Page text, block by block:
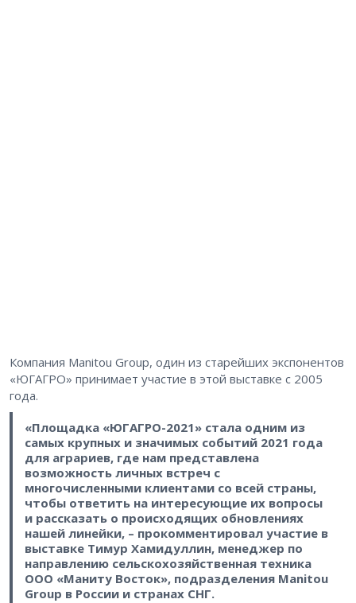
Компания Manitou Group, один из старейших экспонентов
«ЮГАГРО» принимает участие в этой выставке с 2005
года.
«Площадка «ЮГАГРО-2021» стала одним из
самых крупных и значимых событий 2021 года
для аграриев, где нам представлена
возможность личных встреч с
многочисленными клиентами со всей страны,
чтобы ответить на интересующие их вопросы
и рассказать о происходящих обновлениях
нашей линейки, – прокомментировал участие в
выставке Тимур Хамидуллин, менеджер по
направлению сельскохозяйственная техника
ООО «Маниту Восток», подразделения Manitou
Group в России и странах СНГ.